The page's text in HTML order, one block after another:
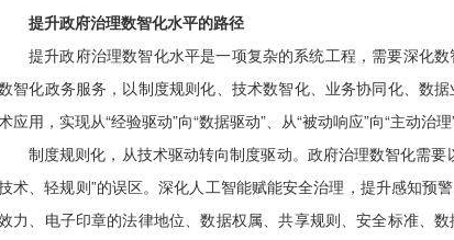
提升政府治理数智化水平的路径
提升政府治理数智化水平是一项复杂的系统工程，需要深化
智化政务服务，以制度规则化、技术数智化、业务协同化、数
应用，实现从“经验驱动”向“数据驱动”、从“被动响应”向“主动治理
制度规则化，从技术驱动转向制度驱动。政府治理数智化需
术、轻规则”的误区。深化人工智能赋能安全治理，提升感知预
力、电子印章的法律地位、数据权属、共享规则、安全标准、